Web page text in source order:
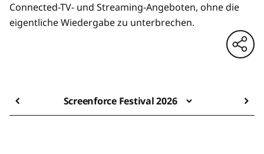
Connected-TV- und Streaming-Angeboten, ohne die
eigentliche Wiedergabe zu unterbrechen.
Screenforce Festival 2026